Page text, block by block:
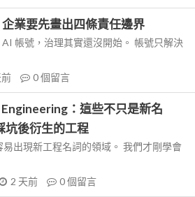
業要先畫出四條責任邊界
帳號，治理其實還沒開始。 帳號只解決
0個留言
：這些不只是新名
坑後衍生的工程
出現新工程名詞的領域。 我們才剛學會
2 天前 0個留言